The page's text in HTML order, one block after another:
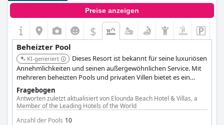
Preise anzeigen
$
Beheizter Pool
KI-generiert
Dieses Resort ist bekannt für seine luxuriösen
Annehmlichkeiten und seinen außergewöhnlichen Service. Mit
mehreren beheizten Pools und privaten Villen bietet es ein
High-End-Erlebnis. Der Ruf des Hotels und die umfassenden
Einrichtungen machen es zu einer Top-Wahl.
Fragebogen
Antworten zuletzt aktualisiert von Elounda Beach Hotel & Villas, a
Member of the Leading Hotels of the World
Anzahl der Pools 10